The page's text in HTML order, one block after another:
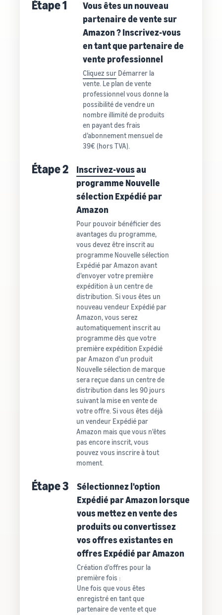
Étape 1
Vous êtes un nouveau
partenaire de vente sur
Amazon ? Inscrivez-vous
en tant que partenaire de
vente professionnel
Cliquez surDémarrer la
vente. Le plan de vente
professionnel vous donne la
possibilité de vendre un
nombre illimité de produits
en payant des frais
d’abonnement mensuel de
39€ (hors TVA).
Étape 2 Inscrivez-vousau
programme Nouvelle
sélection Expédié par
Amazon
Pour pouvoir bénéficier des
avantages du programme,
vous devez être inscrit au
programme Nouvelle sélection
Expédié par Amazon avant
d'envoyer votre première
expédition à un centre de
distribution. Si vous êtes un
nouveau vendeur Expédié par
Amazon, vous serez
automatiquement inscrit au
programme dès que votre
première expédition Expédié
par Amazon d'un produit
Nouvelle sélection de marque
sera reçue dans un centre de
distribution dans les 90 jours
suivant la mise en vente de
votre offre. Si vous êtes déjà
un vendeur Expédié par
Amazon mais que vous n'êtes
pas encore inscrit, vous
pouvez vous inscrire à tout
moment.
Étape 3
Sélectionnez l'option
Expédié par Amazon lorsque
vous mettez en vente des
produits ou convertissez
vos offres existantes en
offres Expédié par Amazon
Création d'offres pour la
première fois :
Une fois que vous êtes
enregistré en tant que
partenaire de vente et que